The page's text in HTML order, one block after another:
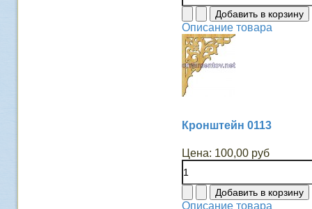
Описание товара
Кронштейн 0113
Цена: 100,00 руб
Описание товара